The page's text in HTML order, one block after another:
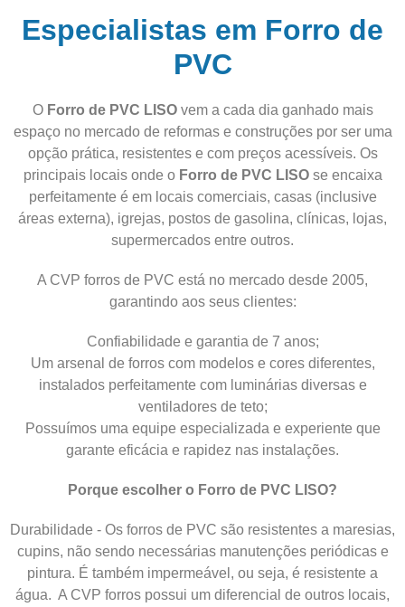
Especialistas em Forro de
PVC
O Forro de PVC LISO vem a cada dia ganhado mais
espaço no mercado de reformas e construções por ser uma
opção prática, resistentes e com preços acessíveis. Os
principais locais onde o Forro de PVC LISO se encaixa
perfeitamente é em locais comerciais, casas (inclusive
áreas externa), igrejas, postos de gasolina, clínicas, lojas,
supermercados entre outros.
A CVP forros de PVC está no mercado desde 2005,
garantindo aos seus clientes:
Confiabilidade e garantia de 7 anos;
Um arsenal de forros com modelos e cores diferentes,
instalados perfeitamente com luminárias diversas e
ventiladores de teto;
Possuímos uma equipe especializada e experiente que
garante eficácia e rapidez nas instalações.
Porque escolher o Forro de PVC LISO?
Durabilidade - Os forros de PVC são resistentes a maresias,
cupins, não sendo necessárias manutenções periódicas e
pintura. É também impermeável, ou seja, é resistente a
água. A CVP forros possui um diferencial de outros locais,